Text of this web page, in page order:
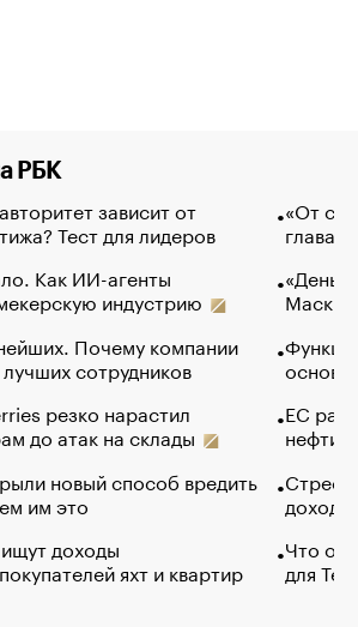
РБК
зависит от
Тест для лидеров
Как ИИ-агенты
индустрию
Почему компании
сотрудников
резко нарастил
до атак на склады
новый способ вредить
им это
доходы
яхт и квартир
«От
глава
Маск в
основ
ЕС
нефти
Что
для